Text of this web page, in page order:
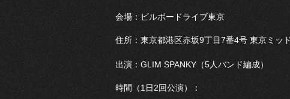
会場：ビルボードライブ東京
住所：東京都港区赤坂9丁目7番4号 東京ミッ
出演：GLIM SPANKY（5人バンド編成）
時間（1日2回公演）：